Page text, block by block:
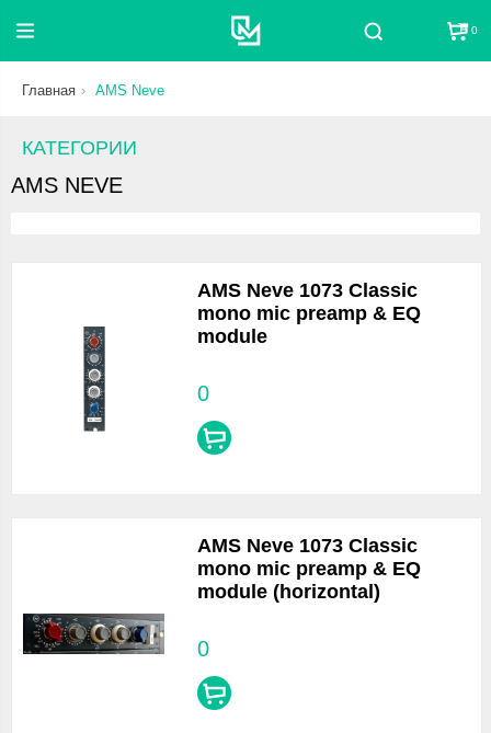
Поиск 0
Главная AMS Neve
КАТЕГОРИИ
AMS NEVE
AMS Neve 1073 Classic
mono mic preamp & EQ
module
0
AMS Neve 1073 Classic
mono mic preamp & EQ
module (horizontal)
0